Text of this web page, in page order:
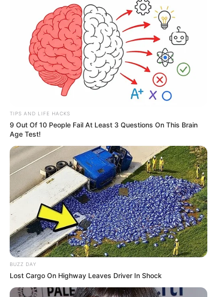
TIPS AND LIFE HACKS
9 Out Of 10 People Fail At Least 3 Questions On This Brain
Age Test!
BUZZ DAY
Lost Cargo On Highway Leaves Driver In Shock